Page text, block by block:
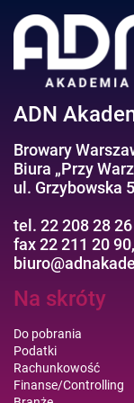
Efektywność
ADN
Browary
Biura „Przy
ul. Grzybowska
tel. 22 208 28 26
fax 22 211 20
Na skróty
Do pobrania
Podatki
Rachunkowość
Finanse/Controlling